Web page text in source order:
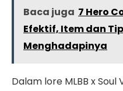
Baca juga 7 Hero
Efektif, Item dan
Menghadapinya
Dalam lore MLBB x